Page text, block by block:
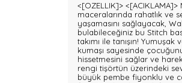
<[OZELLIK]>
maceralarında rahatlık ve
yaşamasını sağlayacak,
bulabileceğiniz bu Stitch
takımı ile tanışın!
kumaşı sayesinde
hissetmesini sağlar ve
rengi tişörtün üzerindeki
büyük pembe fiyonklu ve